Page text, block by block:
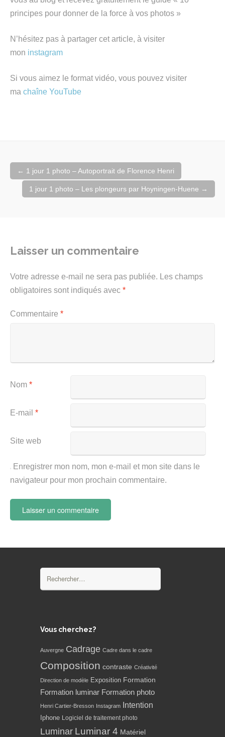
principes pour donner de la force à vos photos »
N’hésitez pas à partager cet article, à visiter
mon instagram
Si vous aimez le format vidéo, vous pouvez visiter
ma chaîne YouTube
Navigation
de
l'article
← 1 jour 1 photo – Autoportrait de Florence Henri
1 jour 1 photo – Les plongeurs par Hoyningen-Huene →
Laisser un commentaire
Votre adresse e-mail ne sera pas publiée. Les champs
obligatoires sont indiqués avec *
Commentaire *
Nom *
E-mail *
Site web
Enregistrer mon nom, mon e-mail et mon site dans le
navigateur pour mon prochain commentaire.
Vous cherchez?
Auvergne Cadrage Cadre dans le cadre
Composition contraste Créativité
Direction de modèle Exposition Formation
Formation luminar Formation photo
Henri Cartier-Bresson Instagram Intention
Iphone Logiciel de traitement photo
Luminar Luminar 4 Matériel